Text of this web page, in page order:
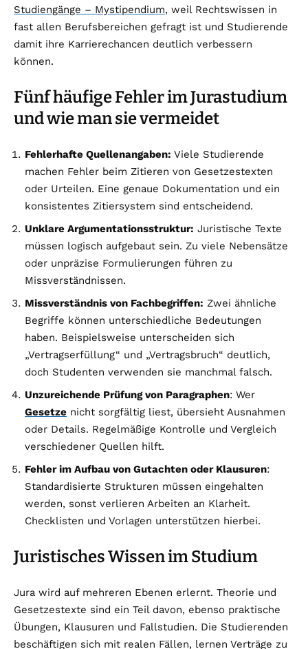
Studiengänge – Mystipendium, weil Rechtswissen in
fast allen Berufsbereichen gefragt ist und Studierende
damit ihre Karrierechancen deutlich verbessern
können.
Fünf häufige Fehler im Jurastudium
und wie man sie vermeidet
Fehlerhafte Quellenangaben: Viele Studierende
machen Fehler beim Zitieren von Gesetzestexten
oder Urteilen. Eine genaue Dokumentation und ein
konsistentes Zitiersystem sind entscheidend.
Unklare Argumentationsstruktur: Juristische Texte
müssen logisch aufgebaut sein. Zu viele Nebensätze
oder unpräzise Formulierungen führen zu
Missverständnissen.
Missverständnis von Fachbegriffen: Zwei ähnliche
Begriffe können unterschiedliche Bedeutungen
haben. Beispielsweise unterscheiden sich
„Vertragserfüllung“ und „Vertragsbruch“ deutlich,
doch Studenten verwenden sie manchmal falsch.
Unzureichende Prüfung von Paragraphen: Wer
Gesetze nicht sorgfältig liest, übersieht Ausnahmen
oder Details. Regelmäßige Kontrolle und Vergleich
verschiedener Quellen hilft.
Fehler im Aufbau von Gutachten oder Klausuren:
Standardisierte Strukturen müssen eingehalten
werden, sonst verlieren Arbeiten an Klarheit.
Checklisten und Vorlagen unterstützen hierbei.
Juristisches Wissen im Studium
Jura wird auf mehreren Ebenen erlernt. Theorie und
Gesetzestexte sind ein Teil davon, ebenso praktische
Übungen, Klausuren und Fallstudien. Die Studierenden
beschäftigen sich mit realen Fällen, lernen Verträge zu